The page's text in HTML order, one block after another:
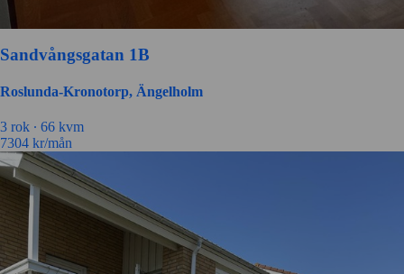
Sandvångsgatan 1B
Roslunda-Kronotorp, Ängelholm
3 rok ∙ 66 kvm
7304 kr/mån